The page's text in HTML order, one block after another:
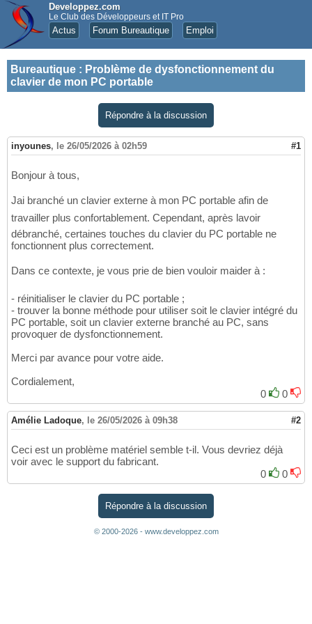
Developpez.com
Le Club des Développeurs et IT Pro
Actus Forum Bureautique Emploi
Bureautique : Problème de dysfonctionnement du
clavier de mon PC portable
Répondre à la discussion
inyounes, le 26/05/2026 à 02h59 #1
Bonjour à tous,
Jai branché un clavier externe à mon PC portable afin de
travailler plus confortablement. Cependant, après lavoir
débranché, certaines touches du clavier du PC portable ne
fonctionnent plus correctement.
Dans ce contexte, je vous prie de bien vouloir maider à :
- réinitialiser le clavier du PC portable ;
- trouver la bonne méthode pour utiliser soit le clavier intégré du
PC portable, soit un clavier externe branché au PC, sans
provoquer de dysfonctionnement.
Merci par avance pour votre aide.
Cordialement,
0
0
Amélie Ladoque, le 26/05/2026 à 09h38 #2
Ceci est un problème matériel semble t-il. Vous devriez déjà
voir avec le support du fabricant.
0
0
Répondre à la discussion
© 2000-2026 - www.developpez.com